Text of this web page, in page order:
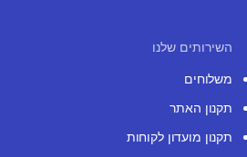
השירותים שלנו
משלוחים
תקנון האתר
תקנון מועדון לקוחות